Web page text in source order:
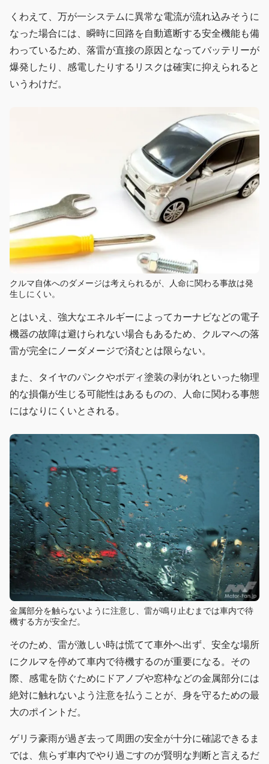
くわえて、万が一システムに異常な電流が流れ込みそうに
なった場合には、瞬時に回路を自動遮断する安全機能も備
わっているため、落雷が直接の原因となってバッテリーが
爆発したり、感電したりするリスクは確実に抑えられると
いうわけだ。
クルマ自体へのダメージは考えられるが、人命に関わる事故は発
生しにくい。
とはいえ、強大なエネルギーによってカーナビなどの電子
機器の故障は避けられない場合もあるため、クルマへの落
雷が完全にノーダメージで済むとは限らない。
また、タイヤのパンクやボディ塗装の剥がれといった物理
的な損傷が生じる可能性はあるものの、人命に関わる事態
にはなりにくいとされる。
金属部分を触らないように注意し、雷が鳴り止むまでは車内で待
機する方が安全だ。
そのため、雷が激しい時は慌てて車外へ出ず、安全な場所
にクルマを停めて車内で待機するのが重要になる。その
際、感電を防ぐためにドアノブや窓枠などの金属部分には
絶対に触れないよう注意を払うことが、身を守るための最
大のポイントだ。
ゲリラ豪雨が過ぎ去って周囲の安全が十分に確認できるま
では、焦らず車内でやり過ごすのが賢明な判断と言えるだ